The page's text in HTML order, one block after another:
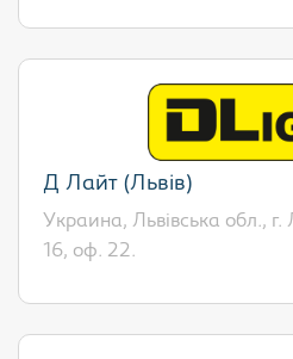
Д Лайт (Львів)
Украина, Львівська обл., г.
16, оф. 22.